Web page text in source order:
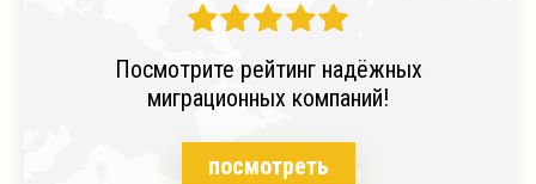
Посмотрите рейтинг надёжных
миграционных компаний!
посмотреть